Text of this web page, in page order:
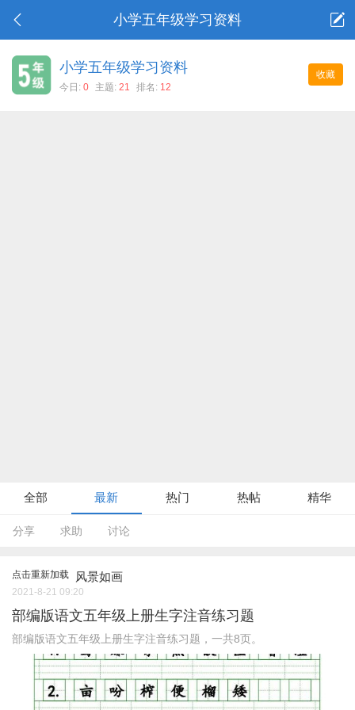
小学五年级学习资料
收藏
小学五年级学习资料
今日: 0 主题: 21 排名: 12
全部 最新 热门 热帖 精华
分享 求助 讨论
点击重新加载 风景如画
2021-8-21 09:20
部编版语文五年级上册生字注音练习题
部编版语文五年级上册生字注音练习题，一共8页。